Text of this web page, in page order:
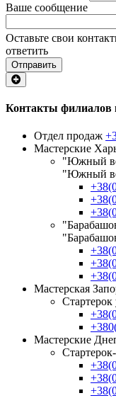
Ваше сообщение
Оставьте свои
ответить
Отправить
Контакты филиалов
Отдел продаж
Мастерские
"Южный
"Южный
Мастерская
Стартерок
Мастерские